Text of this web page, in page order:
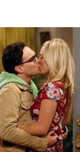
Sanusi ialah
Sinar Harian.